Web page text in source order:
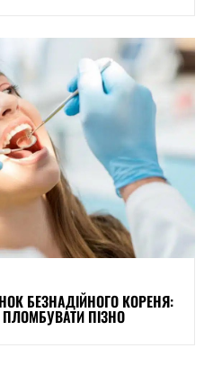
БЕЗНАДІЙНОГО КОРЕНЯ:
ПІЗНО